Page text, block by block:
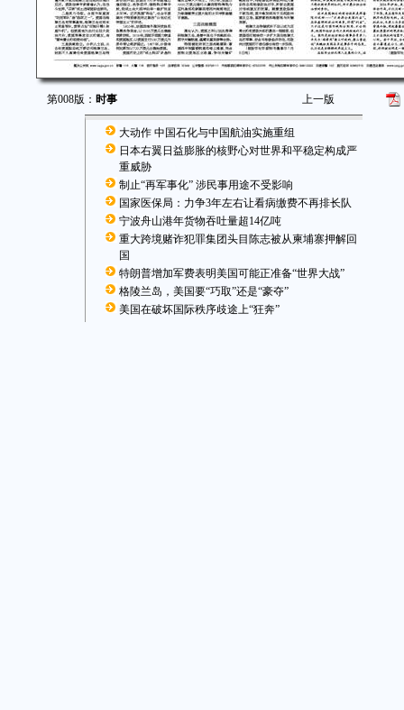
第008版： 时事 上一版
大动作 中国石化与中国航油实施重组
日本右翼日益膨胀的核野心对世界和平稳定构成严
重威胁
制止“再军事化” 涉民事用途不受影响
国家医保局：力争3年左右让看病缴费不再排长队
宁波舟山港年货物吞吐量超14亿吨
重大跨境赌诈犯罪集团头目陈志被从柬埔寨押解回
国
特朗普增加军费表明美国可能正准备“世界大战”
格陵兰岛，美国要“巧取”还是“豪夺”
美国在破坏国际秩序歧途上“狂奔”